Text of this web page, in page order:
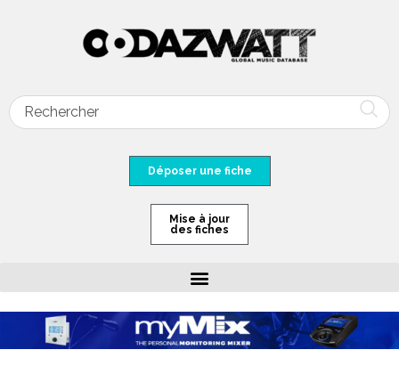
Déposer une fiche
Mise à jour
des fiches